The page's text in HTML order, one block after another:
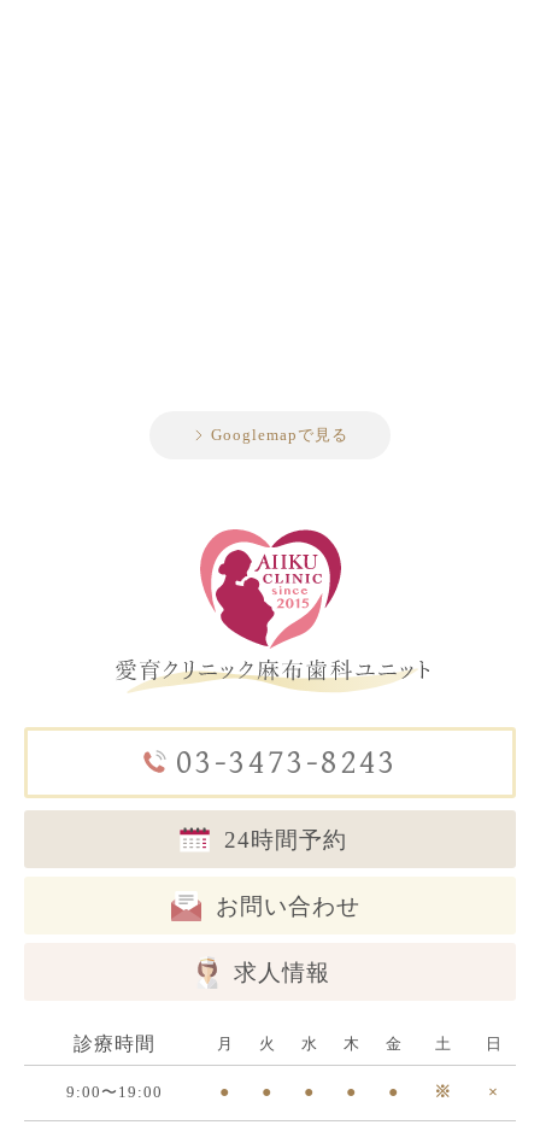
Googlemapで見る
03-3473-8243
24時間予約
お問い合わせ
求人情報
診療時間 月 火 水 木 金 土 日
9:00〜19:00 ● ● ● ● ● ※ ×